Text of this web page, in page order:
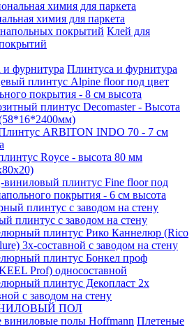
химия для паркета
Клей для
Плинтуса и фурнитура
плинтус Alpine floor под цвет
покрытия - 8 см высота
плинтус Decomaster - Высота
ARBITON INDO 70 - 7 см
Royce - высота 80 мм
виниловый плинтус Fine floor под
покрытия - 6 см высота
плинтус с заводом на стену
плинтус Рико Каннелюр (Rico
3х-составной с заводом на стену
плинтус Бонкел проф
Prof) односоставной
плинтус Декопласт 2х
с заводом на стену
ПОЛ
Плетеные